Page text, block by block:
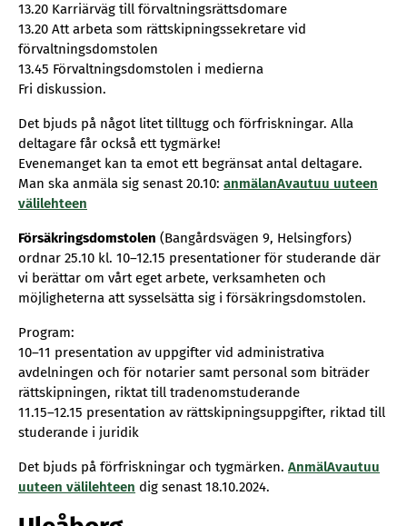
13.20 Karriärväg till förvaltningsrättsdomare
13.20 Att arbeta som rättskipningssekretare vid
förvaltningsdomstolen
13.45 Förvaltningsdomstolen i medierna
Fri diskussion.
Det bjuds på något litet tilltugg och förfriskningar. Alla
deltagare får också ett tygmärke!
Evenemanget kan ta emot ett begränsat antal deltagare.
Man ska anmäla sig senast 20.10: anmälanAvautuu uuteen
välilehteen
Försäkringsdomstolen (Bangårdsvägen 9, Helsingfors)
ordnar 25.10 kl. 10–12.15 presentationer för studerande där
vi berättar om vårt eget arbete, verksamheten och
möjligheterna att sysselsätta sig i försäkringsdomstolen.
Program:
10–11 presentation av uppgifter vid administrativa
avdelningen och för notarier samt personal som biträder
rättskipningen, riktat till tradenomstuderande
11.15–12.15 presentation av rättskipningsuppgifter, riktad till
studerande i juridik
Det bjuds på förfriskningar och tygmärken. AnmälAvautuu
uuteen välilehteen dig senast 18.10.2024.